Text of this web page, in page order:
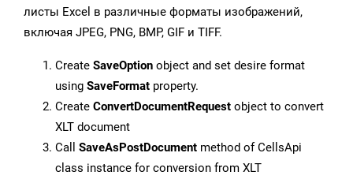
листы Excel в различные форматы изображений,
включая JPEG, PNG, BMP, GIF и TIFF.
Create SaveOption object and set desire format
using SaveFormat property.
Create ConvertDocumentRequest object to convert
XLT document
Call SaveAsPostDocument method of CellsApi
class instance for conversion from XLT